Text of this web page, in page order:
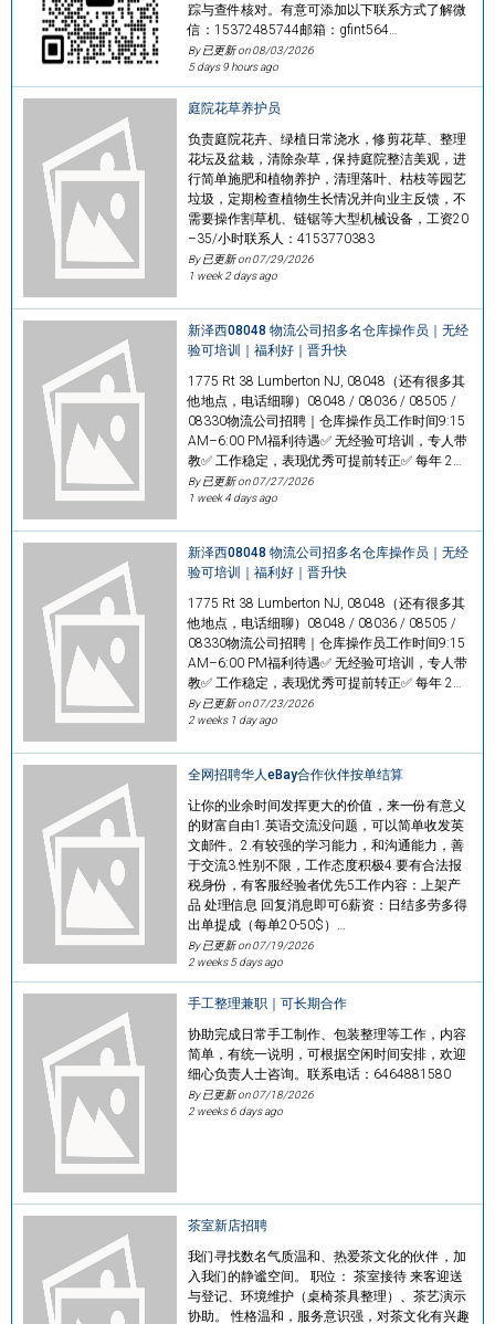
踪与查件核对。有意可添加以下联系方式了解微
信：15372485744邮箱：gfint564…
By 已更新 on08/03/2026
5 days 9 hours ago
庭院花草养护员
负责庭院花卉、绿植日常浇水，修剪花草、整理
花坛及盆栽，清除杂草，保持庭院整洁美观，进
行简单施肥和植物养护，清理落叶、枯枝等园艺
垃圾，定期检查植物生长情况并向业主反馈，不
需要操作割草机、链锯等大型机械设备，工资20
–35/小时联系人：4153770383
By 已更新 on07/29/2026
1 week 2 days ago
新泽西08048 物流公司招多名仓库操作员｜无经
验可培训｜福利好｜晋升快
1775 Rt 38 Lumberton NJ, 08048（还有很多其
他地点，电话细聊）08048 / 08036 / 08505 /
08330物流公司招聘｜仓库操作员工作时间9:15
AM–6:00 PM福利待遇✅ 无经验可培训，专人带
教✅ 工作稳定，表现优秀可提前转正✅ 每年 2…
By 已更新 on07/27/2026
1 week 4 days ago
新泽西08048 物流公司招多名仓库操作员｜无经
验可培训｜福利好｜晋升快
1775 Rt 38 Lumberton NJ, 08048（还有很多其
他地点，电话细聊）08048 / 08036 / 08505 /
08330物流公司招聘｜仓库操作员工作时间9:15
AM–6:00 PM福利待遇✅ 无经验可培训，专人带
教✅ 工作稳定，表现优秀可提前转正✅ 每年 2…
By 已更新 on07/23/2026
2 weeks 1 day ago
全网招聘华人eBay合作伙伴按单结算
让你的业余时间发挥更大的价值，来一份有意义
的财富自由1.英语交流没问题，可以简单收发英
文邮件。2.有较强的学习能力，和沟通能力，善
于交流3.性别不限，工作态度积极4.要有合法报
税身份，有客服经验者优先5工作内容：上架产
品 处理信息 回复消息即可6薪资：日结多劳多得
出单提成（每单20-50$）…
By 已更新 on07/19/2026
2 weeks 5 days ago
手工整理兼职｜可长期合作
协助完成日常手工制作、包装整理等工作，内容
简单，有统一说明，可根据空闲时间安排，欢迎
细心负责人士咨询。联系电话：6464881580
By 已更新 on07/18/2026
2 weeks 6 days ago
茶室新店招聘
我们寻找数名气质温和、热爱茶文化的伙伴，加
入我们的静谧空间。 职位： 茶室接待 来客迎送
与登记、环境维护（桌椅茶具整理）、茶艺演示
协助。 性格温和，服务意识强，对茶文化有兴趣